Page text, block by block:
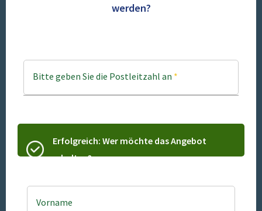
werden?
Bitte geben Sie die Postleitzahl an *
Erfolgreich: Wer möchte das Angebot
erhalten?
Vorname